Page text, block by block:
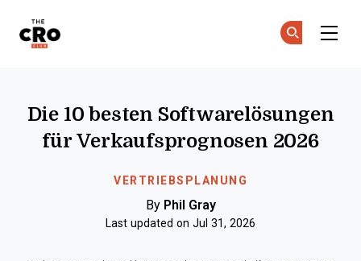
VERTRIEBSPLANUNG
Die 10 besten Softwarelösungen
für Verkaufsprognosen 2026
By Phil Gray
Last updated on Jul 31, 2026